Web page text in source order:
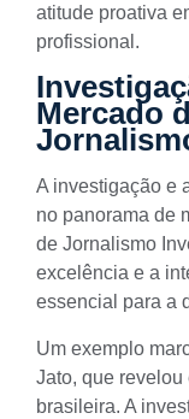
atitude proativa
profissional.
Mercado
A investigação e
no panorama de
de Jornalismo
excelência e a
essencial para a
Um exemplo
Jato, que
brasileira. A